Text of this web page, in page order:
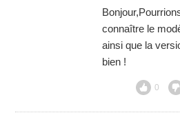
connaître le
ainsi que la
bien !
0